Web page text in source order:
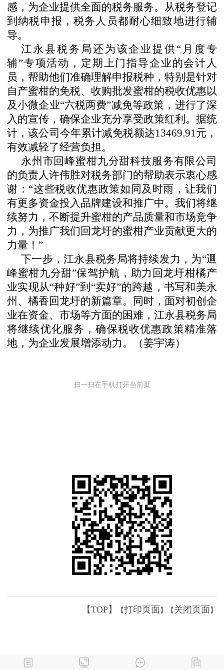
感，为企业提供全面的税务服务。从税务登记
到纳税申报，税务人员都耐心细致地进行辅
导。
江永县税务局还为该企业提供“月度专
辅”专项活动，定期上门指导企业的会计人
员，帮助他们准确理解申报税种，特别是针对
自产蜜柑的免税、收购批发蜜柑的税收优惠以
及小微企业“六税两费”减免等政策，进行了深
入的宣传，确保企业充分享受政策红利。据统
计，该公司今年累计减免税额达13469.91元，
有效减轻了经营负担。
永州市回峰蜜柑九分甜科技服务有限公司
的负责人许伟胜对税务部门的帮助表示衷心感
谢： “这些税收优惠政策如同及时雨，让我们
有更多资金投入品牌建设和推广中。我们将继
续努力，不断提升蜜柑的产品质量和市场竞争
力，为推广我们回龙圩的蜜柑产业贡献更大的
力量！”
下一步，江永县税务局将持续发力，为“逥
峰蜜柑九分甜”保驾护航，助力回龙圩柑橘产
业实现从“种好”到“卖好”的跨越，书写和美永
州、橘香回龙圩的新篇章。同时，面对初创企
业在资金、市场等方面的困难，江永县税务局
将继续优化服务，确保税收优惠政策精准落
地，为企业发展增添动力。（姜宇涛）
扫一扫在手机打开当前页
【TOP】 【打印页面 】【 关闭页面 】